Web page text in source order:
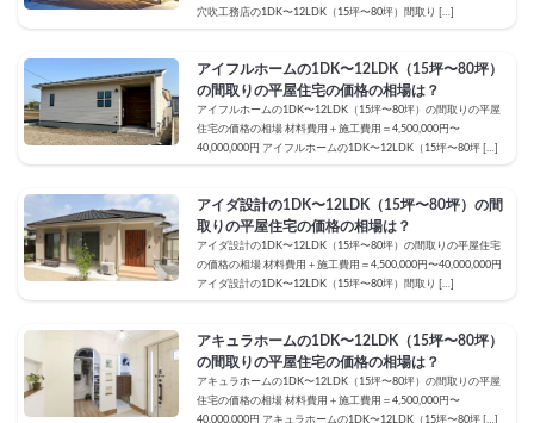
穴吹工務店の1DK〜12LDK（15坪〜80坪）間取り […]
アイフルホームの1DK〜12LDK（15坪〜80坪）
の間取りの平屋住宅の価格の相場は？
アイフルホームの1DK〜12LDK（15坪〜80坪）の間取りの平屋
住宅の価格の相場 材料費用＋施工費用＝4,500,000円〜
40,000,000円 アイフルホームの1DK〜12LDK（15坪〜80坪 […]
アイダ設計の1DK〜12LDK（15坪〜80坪）の間
取りの平屋住宅の価格の相場は？
アイダ設計の1DK〜12LDK（15坪〜80坪）の間取りの平屋住宅
の価格の相場 材料費用＋施工費用＝4,500,000円〜40,000,000円
アイダ設計の1DK〜12LDK（15坪〜80坪）間取り […]
アキュラホームの1DK〜12LDK（15坪〜80坪）
の間取りの平屋住宅の価格の相場は？
アキュラホームの1DK〜12LDK（15坪〜80坪）の間取りの平屋
住宅の価格の相場 材料費用＋施工費用＝4,500,000円〜
40,000,000円 アキュラホームの1DK〜12LDK（15坪〜80坪 […]